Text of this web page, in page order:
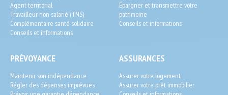
Agent territorial
Travailleur non salarié (TNS)
Complémentaire santé solidaire
Conseils et informations
Épargner et transmettre votre
patrimoine
Conseils et informations
PRÉVOYANCE
Maintenir son indépendance
Régler des dépenses imprévues
ASSURANCES
Assurer votre logement
Assurer votre prêt immobilier